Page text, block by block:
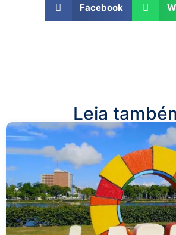
Facebook
Leia